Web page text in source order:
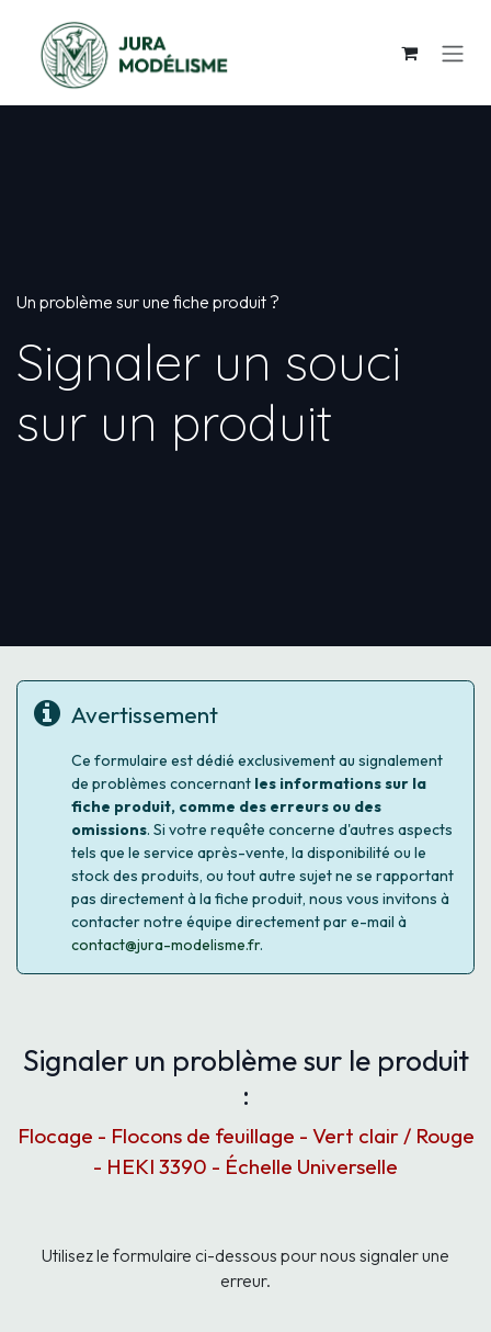
Un problème sur une fiche produit ?
Signaler un souci
sur un produit
Avertissement
Ce formulaire est dédié exclusivement au signalement
de problèmes concernant les informations sur la
fiche produit, comme des erreurs ou des
omissions. Si votre requête concerne d'autres aspects
tels que le service après-vente, la disponibilité ou le
stock des produits, ou tout autre sujet ne se rapportant
pas directement à la fiche produit, nous vous invitons à
contacter notre équipe directement par e-mail à
contact@jura-modelisme.fr.
Signaler un problème sur le produit
:
Flocage - Flocons de feuillage - Vert clair / Rouge
- HEKI 3390 - Échelle Universelle
Utilisez le formulaire ci-dessous pour nous signaler une
erreur.